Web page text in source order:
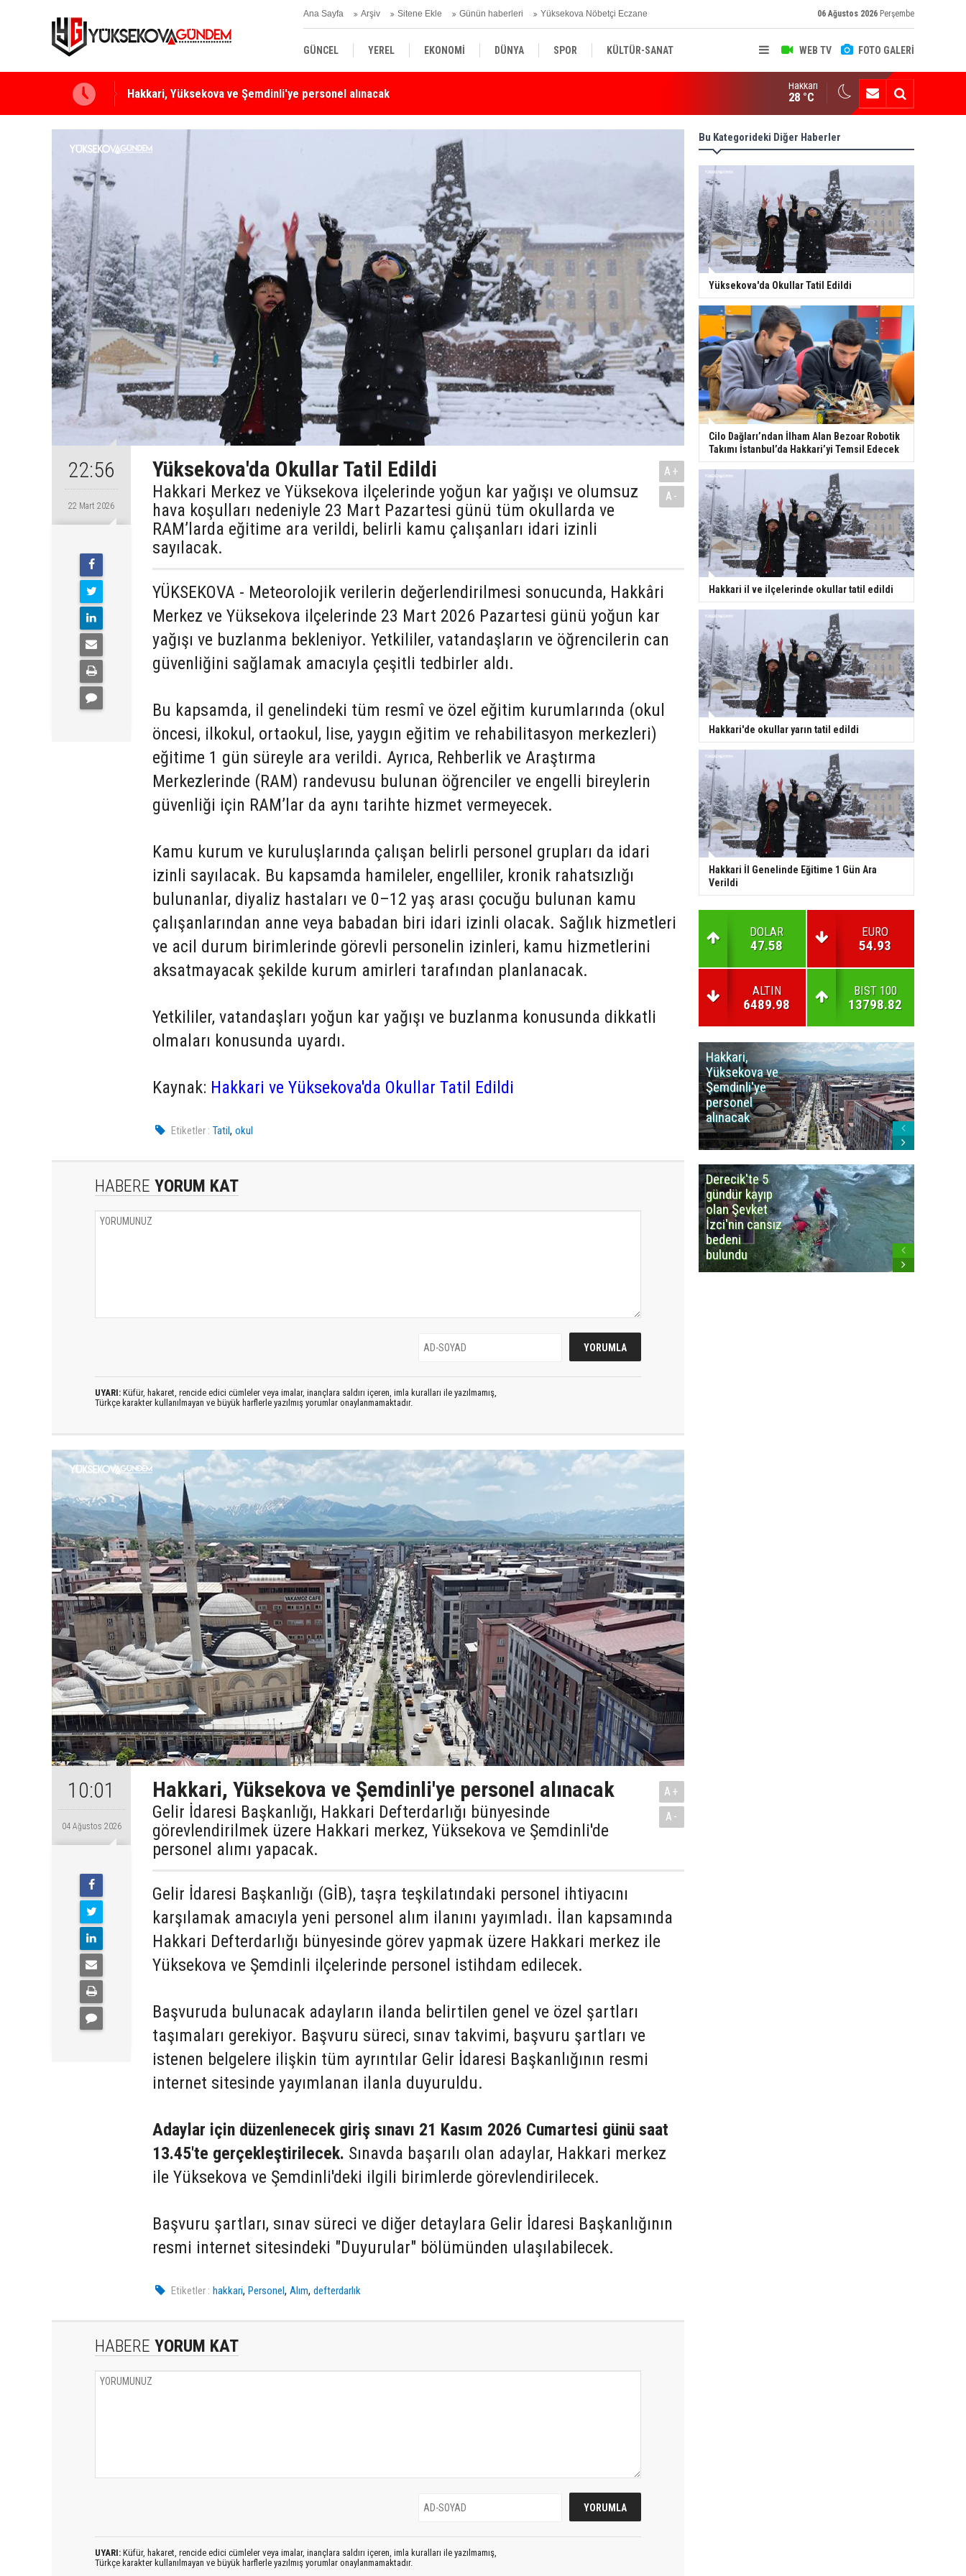
Ana Sayfa Arşiv Sitene Ekle Günün haberleri Yüksekova Nöbetçi Eczane 06 Ağustos 2026 Perşembe
WEB TV FOTO GALERİ
GÜNCEL YEREL EKONOMİ DÜNYA SPOR KÜLTÜR-SANAT
SİYASET TEKNOLOJİ
Yüksekova Ziraat Odası'ndan Yangınlara Karşı Duyarlılık Çağrısı Yüksekova'nın Sanayi Geleceği Masaya Yatırıldı
Hakkari
28 °C
22:56
22 Mart 2026
Yüksekova'da Okullar Tatil Edildi
Hakkari Merkez ve Yüksekova ilçelerinde yoğun kar yağışı ve olumsuz
hava koşulları nedeniyle 23 Mart Pazartesi günü tüm okullarda ve
RAM’larda eğitime ara verildi, belirli kamu çalışanları idari izinli
sayılacak.
A+
A-
YÜKSEKOVA - Meteorolojik verilerin değerlendirilmesi sonucunda, Hakkâri
Merkez ve Yüksekova ilçelerinde 23 Mart 2026 Pazartesi günü yoğun kar
yağışı ve buzlanma bekleniyor. Yetkililer, vatandaşların ve öğrencilerin can
güvenliğini sağlamak amacıyla çeşitli tedbirler aldı.
Bu kapsamda, il genelindeki tüm resmî ve özel eğitim kurumlarında (okul
öncesi, ilkokul, ortaokul, lise, yaygın eğitim ve rehabilitasyon merkezleri)
eğitime 1 gün süreyle ara verildi. Ayrıca, Rehberlik ve Araştırma
Merkezlerinde (RAM) randevusu bulunan öğrenciler ve engelli bireylerin
güvenliği için RAM’lar da aynı tarihte hizmet vermeyecek.
Kamu kurum ve kuruluşlarında çalışan belirli personel grupları da idari
izinli sayılacak. Bu kapsamda hamileler, engelliler, kronik rahatsızlığı
bulunanlar, diyaliz hastaları ve 0–12 yaş arası çocuğu bulunan kamu
çalışanlarından anne veya babadan biri idari izinli olacak. Sağlık hizmetleri
ve acil durum birimlerinde görevli personelin izinleri, kamu hizmetlerini
aksatmayacak şekilde kurum amirleri tarafından planlanacak.
Yetkililer, vatandaşları yoğun kar yağışı ve buzlanma konusunda dikkatli
olmaları konusunda uyardı.
Kaynak: Hakkari ve Yüksekova'da Okullar Tatil Edildi
Etiketler : Tatil,okul
HABERE YORUM KAT
UYARI: Küfür, hakaret, rencide edici cümleler veya imalar, inançlara saldırı içeren, imla kuralları ile yazılmamış,
Türkçe karakter kullanılmayan ve büyük harflerle yazılmış yorumlar onaylanmamaktadır.
10:01
04 Ağustos 2026
Hakkari, Yüksekova ve Şemdinli'ye personel alınacak
Gelir İdaresi Başkanlığı, Hakkari Defterdarlığı bünyesinde
görevlendirilmek üzere Hakkari merkez, Yüksekova ve Şemdinli'de
personel alımı yapacak.
A+
A-
Gelir İdaresi Başkanlığı (GİB), taşra teşkilatındaki personel ihtiyacını
karşılamak amacıyla yeni personel alım ilanını yayımladı. İlan kapsamında
Hakkari Defterdarlığı bünyesinde görev yapmak üzere Hakkari merkez ile
Yüksekova ve Şemdinli ilçelerinde personel istihdam edilecek.
Başvuruda bulunacak adayların ilanda belirtilen genel ve özel şartları
taşımaları gerekiyor. Başvuru süreci, sınav takvimi, başvuru şartları ve
istenen belgelere ilişkin tüm ayrıntılar Gelir İdaresi Başkanlığının resmi
internet sitesinde yayımlanan ilanla duyuruldu.
Adaylar için düzenlenecek giriş sınavı 21 Kasım 2026 Cumartesi günü saat
13.45'te gerçekleştirilecek. Sınavda başarılı olan adaylar, Hakkari merkez
ile Yüksekova ve Şemdinli'deki ilgili birimlerde görevlendirilecek.
Başvuru şartları, sınav süreci ve diğer detaylara Gelir İdaresi Başkanlığının
resmi internet sitesindeki "Duyurular" bölümünden ulaşılabilecek.
Etiketler : hakkari,Personel,Alım,defterdarlık
HABERE YORUM KAT
UYARI: Küfür, hakaret, rencide edici cümleler veya imalar, inançlara saldırı içeren, imla kuralları ile yazılmamış,
Türkçe karakter kullanılmayan ve büyük harflerle yazılmış yorumlar onaylanmamaktadır.
Bu Kategorideki Diğer Haberler
Yüksekova'da Okullar Tatil Edildi
Cilo Dağları’ndan İlham Alan Bezoar Robotik
Takımı İstanbul’da Hakkari’yi Temsil Edecek
Hakkari il ve ilçelerinde okullar tatil edildi
Hakkari'de okullar yarın tatil edildi
Hakkari İl Genelinde Eğitime 1 Gün Ara
Verildi
DOLAR
47.58
EURO
54.93
ALTIN
6489.98
BIST 100
13798.82
Hakkari,
Yüksekova ve
Şemdinli'ye
personel
alınacak
Derecik'te 5
gündür kayıp
olan Şevket
İzci'nin cansız
bedeni
bulundu